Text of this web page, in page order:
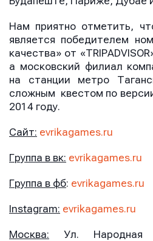
Нам приятно отметить,
является победителем
качества» от
а московский филиал
на станции метро
сложным квестом по
2014 году.
Сайт: evrikagames.ru
Группа в вк: evrikagames.ru
Группа в фб: evrikagames.ru
Instagram: evrikagames.ru
Москва: Ул. Народная